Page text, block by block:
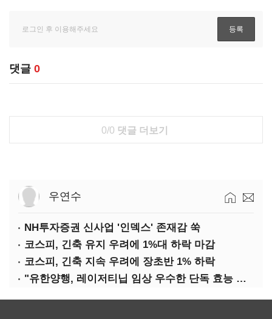
댓글 0
0/0 댓글 더보기
우연수
NH투자증권 신사업 '인덱스' 존재감 쑥
코스피, 긴축 유지 우려에 1%대 하락 마감
코스피, 긴축 지속 우려에 장초반 1% 하락
"유한양행, 레이저티닙 임상 우수한 단독 효능 입증"-대신